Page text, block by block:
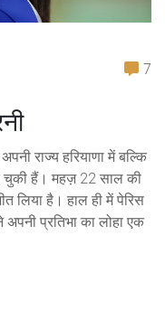
7
राज्य हरियाणा में बल्कि
चुकी हैं। महज़ 22 साल की
लिया है। हाल ही में पेरिस
प्रतिभा का लोहा एक